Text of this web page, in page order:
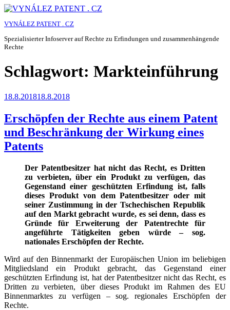
Zum
springen
VYNÁLEZ PATENT . CZ
Spezialisierter Infoserver auf Rechte zu Erfindungen und zusammenhängende
Rechte
Schlagwort: Markteinführung
Veröffentlicht
18.8.201818.8.2018
Erschöpfen der Rechte aus einem Patent
und Beschränkung der Wirkung eines
Patents
Der Patentbesitzer hat nicht das Recht, es Dritten
zu verbieten, über ein Produkt zu verfügen, das
Gegenstand einer geschützten Erfindung ist, falls
dieses Produkt von dem Patentbesitzer oder mit
seiner Zustimmung in der Tschechischen Republik
auf den Markt gebracht wurde, es sei denn, dass es
Gründe für Erweiterung der Patentrechte für
angeführte Tätigkeiten geben würde – sog.
nationales Erschöpfen der Rechte.
Wird auf den Binnenmarkt der Europäischen Union im beliebigen
Mitgliedsland ein Produkt gebracht, das Gegenstand einer
geschützten Erfindung ist, hat der Patentbesitzer nicht das Recht, es
Dritten zu verbieten, über dieses Produkt im Rahmen des EU
Binnenmarktes zu verfügen – sog. regionales Erschöpfen der
Rechte.